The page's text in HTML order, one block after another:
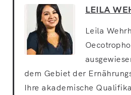
LEILA
Leila
dem Gebiet der
Ihre akademische